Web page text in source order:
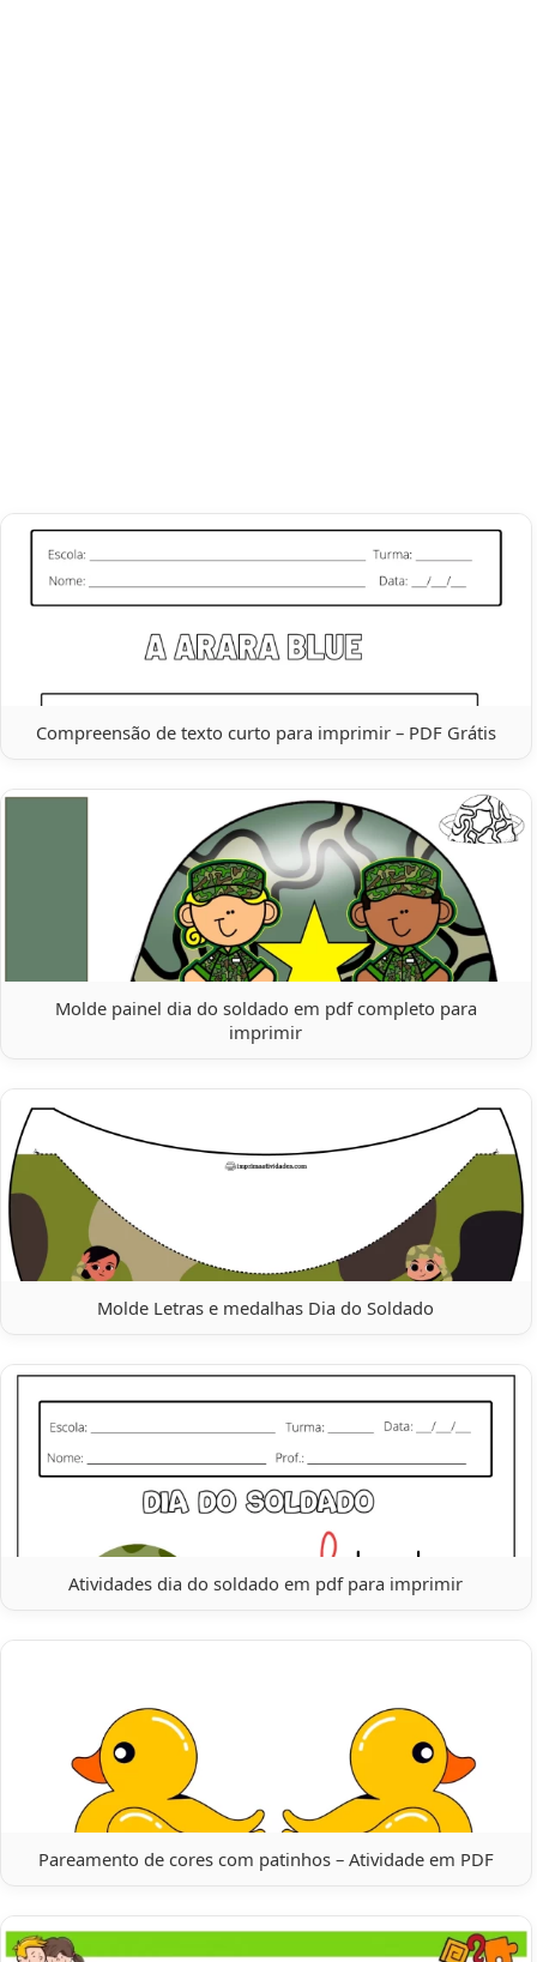
Compreensão de texto curto para imprimir – PDF Grátis
Molde painel dia do soldado em pdf completo para
imprimir
Molde Letras e medalhas Dia do Soldado
Atividades dia do soldado em pdf para imprimir
Pareamento de cores com patinhos – Atividade em PDF